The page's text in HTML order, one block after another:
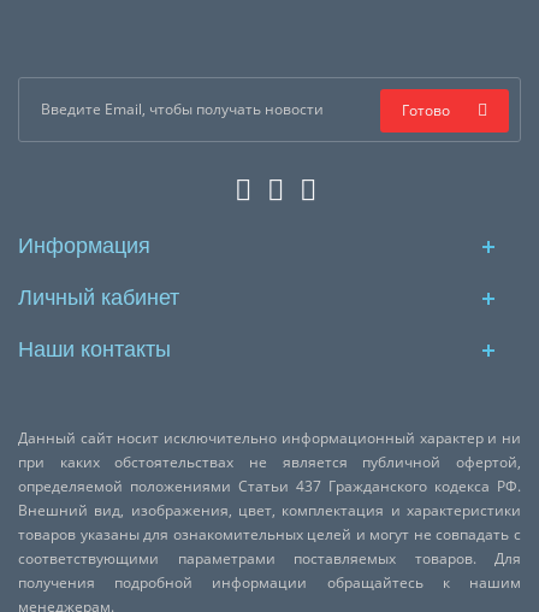
Готово
Информация
Личный кабинет
Наши контакты
Данный сайт носит исключительно информационный характер и ни
при каких обстоятельствах не является публичной офертой,
определяемой положениями Статьи 437 Гражданского кодекса РФ.
Внешний вид, изображения, цвет, комплектация и характеристики
товаров указаны для ознакомительных целей и могут не совпадать с
соответствующими параметрами поставляемых товаров. Для
получения подробной информации обращайтесь к нашим
менеджерам.